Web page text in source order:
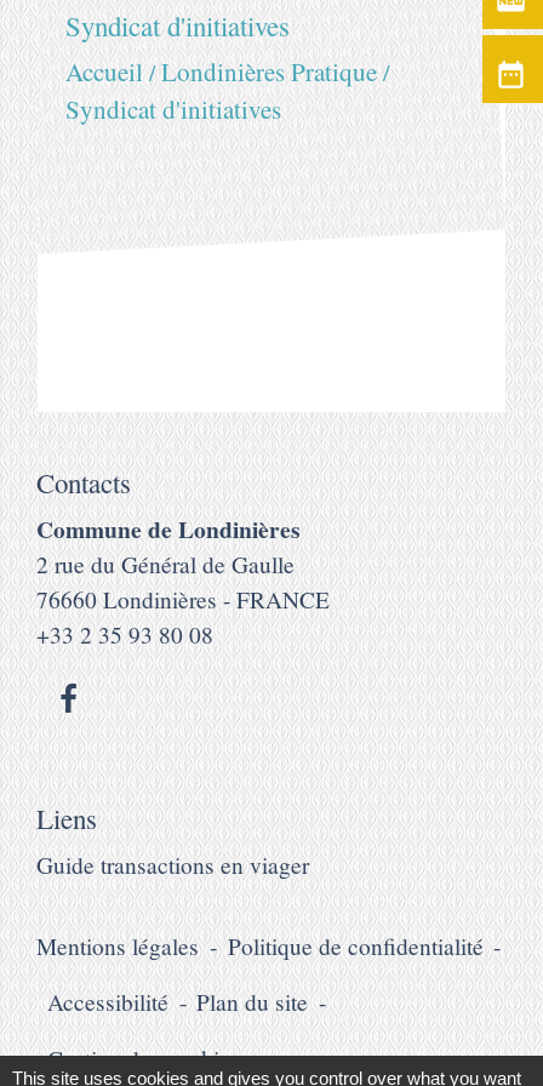
Syndicat d'initiatives
Accueil/Londinières Pratique/
Syndicat d'initiatives
date_range
Contacts
Commune de Londinières
2 rue du Général de Gaulle
76660 Londinières - FRANCE
+33 2 35 93 80 08
Liens
Guide transactions en viager
Mentions légales - Politique de confidentialité -
Accessibilité - Plan du site -
Gestion des cookies
This site uses cookies and gives you control over what you want